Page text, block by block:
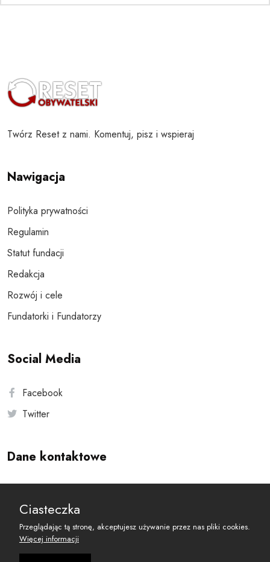
Twórz Reset z nami. Komentuj, pisz i wspieraj
Nawigacja
Polityka prywatności
Regulamin
Statut fundacji
Redakcja
Rozwój i cele
Fundatorki i Fundatorzy
Social Media
Facebook
Twitter
Dane kontaktowe
reset@resetobywatelski.pl
Ciasteczka
Przeglądając tą stronę, akceptujesz używanie przez nas pliki cookies.
Więcej informacji